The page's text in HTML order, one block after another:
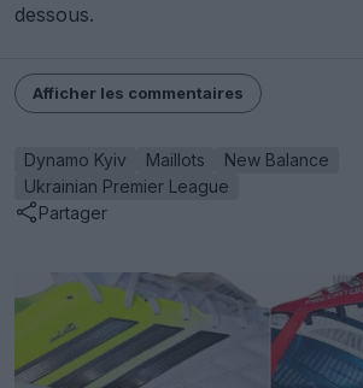
dessous.
Afficher les commentaires
Dynamo Kyiv Maillots
New Balance
Ukrainian Premier League
Partager